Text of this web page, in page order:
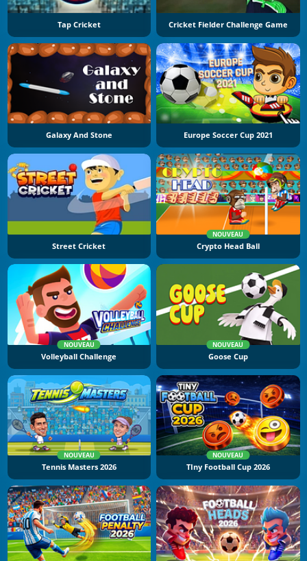
Tap Cricket Cricket Fielder Challenge Game
Galaxy And Stone Europe Soccer Cup 2021
Street Cricket
NOUVEAU
Crypto Head Ball
NOUVEAU
Volleyball Challenge
NOUVEAU
Goose Cup
NOUVEAU
Tennis Masters 2026
NOUVEAU
TIny Football Cup 2026